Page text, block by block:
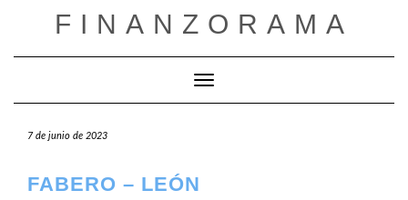
FINANZORAMA
Cambiar modo de navegación
7 de junio de 2023
FABERO – LEÓN